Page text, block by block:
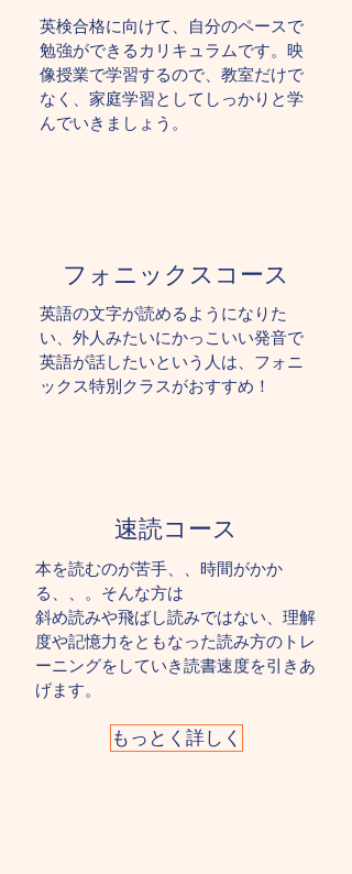
英検合格に向けて、自分のペースで
勉強ができるカリキュラムです。映
像授業で学習するので、教室だけで
なく、家庭学習としてしっかりと学
んでいきましょう。
​フォニックスコース
​英語の文字が読めるようになりた
い、外人みたいにかっこいい発音で
英語が話したいという人は、フォニ
ックス特別クラスがおすすめ！
速読コース
本を読むのが苦手、、時間がかか
る、、。そんな方は
斜め読みや飛ばし読みではない、理解
度や記憶力をともなった読み方のトレ
ーニングをしていき読書速度を引きあ
げます。
もっとく詳しく